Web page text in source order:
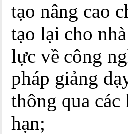
tạo nâng cao
tạo lại cho
lực về công
pháp giảng
thông qua các
hạn;